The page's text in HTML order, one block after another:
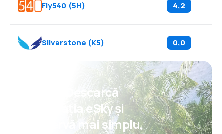
Fly540 (5H) 4,2
Silverstone (K5) 0,0
Psst! Descarcă
aplicația eSky și
rezervă mai simplu,